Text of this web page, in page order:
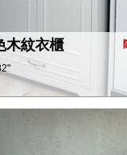
木紋衣櫃